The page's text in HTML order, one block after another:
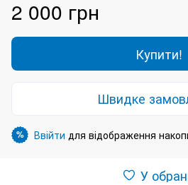
2 000 грн
Купити!
Швидке
% Ввійти для відображення
У